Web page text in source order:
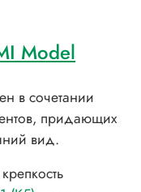
Model
в сочетании
придающих
вид.